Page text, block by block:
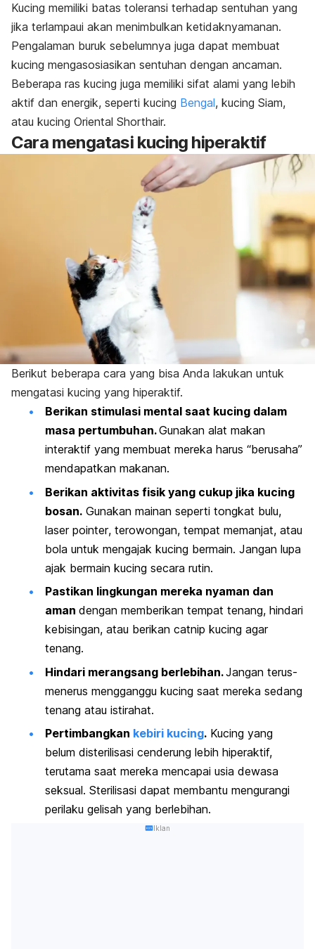
Kucing memiliki batas toleransi terhadap sentuhan yang
jika terlampaui akan menimbulkan ketidaknyamanan.
Pengalaman buruk sebelumnya juga dapat membuat
kucing mengasosiasikan sentuhan dengan ancaman.
Beberapa ras kucing juga memiliki sifat alami yang lebih
aktif dan energik, seperti kucing Bengal, kucing Siam,
atau kucing Oriental Shorthair.
Cara mengatasi kucing hiperaktif
Berikut beberapa cara yang bisa Anda lakukan untuk
mengatasi kucing yang hiperaktif.
Berikan stimulasi mental saat kucing dalam
masa pertumbuhan.Gunakan alat makan
interaktif yang membuat mereka harus “berusaha”
mendapatkan makanan.
Berikan aktivitas fisik yang cukup jika kucing
bosan. Gunakan mainan seperti tongkat bulu,
laser pointer, terowongan, tempat memanjat, atau
bola untuk mengajak kucing bermain. Jangan lupa
ajak bermain kucing secara rutin.
Pastikan lingkungan mereka nyaman dan
aman dengan memberikan tempat tenang, hindari
kebisingan, atau berikan catnip kucing agar
tenang.
Hindari merangsang berlebihan.Jangan terus-
menerus mengganggu kucing saat mereka sedang
tenang atau istirahat.
Pertimbangkan kebiri kucing. Kucing yang
belum disterilisasi cenderung lebih hiperaktif,
terutama saat mereka mencapai usia dewasa
seksual. Sterilisasi dapat membantu mengurangi
perilaku gelisah yang berlebihan.
Iklan